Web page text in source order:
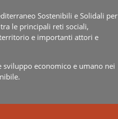
Sostenibili e Solidali per
tra le principali reti sociali,
e importanti attori e
sviluppo economico e umano nei